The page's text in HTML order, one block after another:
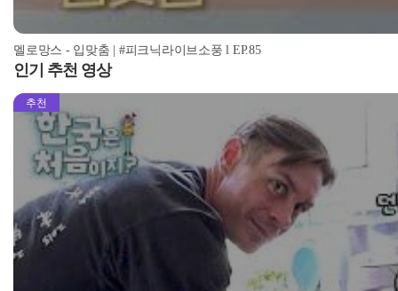
멜로망스 - 입맞춤 | #피크닉라이브소풍 l EP.85
인기 추천 영상
추천